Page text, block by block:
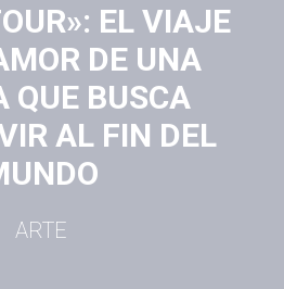
EL VIAJE
DE UNA
QUE BUSCA
AL FIN DEL
ARTE